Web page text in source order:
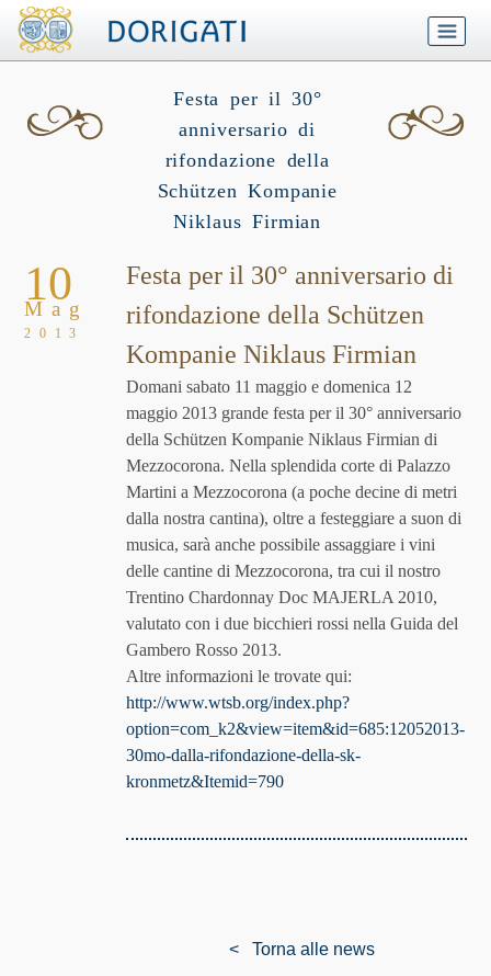
Festa per il 30°
anniversario di
rifondazione della
Schützen Kompanie
Niklaus Firmian
10
Mag
2013
Festa per il 30° anniversario di
rifondazione della Schützen
Kompanie Niklaus Firmian
Domani sabato 11 maggio e domenica 12
maggio 2013 grande festa per il 30° anniversario
della Schützen Kompanie Niklaus Firmian di
Mezzocorona. Nella splendida corte di Palazzo
Martini a Mezzocorona (a poche decine di metri
dalla nostra cantina), oltre a festeggiare a suon di
musica, sarà anche possibile assaggiare i vini
delle cantine di Mezzocorona, tra cui il nostro
Trentino Chardonnay Doc MAJERLA 2010,
valutato con i due bicchieri rossi nella Guida del
Gambero Rosso 2013.
Altre informazioni le trovate qui:
http://www.wtsb.org/index.php?
option=com_k2&view=item&id=685:12052013-
30mo-dalla-rifondazione-della-sk-
kronmetz&Itemid=790
< Torna alle news